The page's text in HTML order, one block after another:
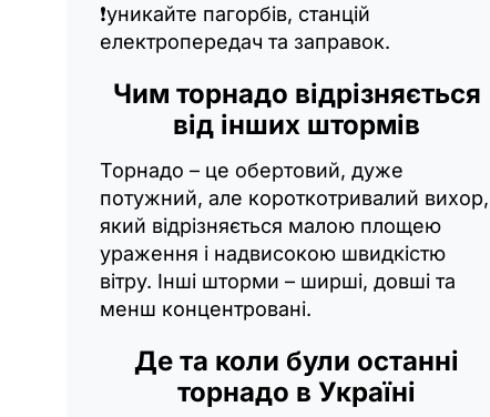
❗️уникайте пагорбів, станцій
електропередач та заправок.
Чим торнадо відрізняється
від інших штормів
Торнадо – це обертовий, дуже
потужний, але короткотривалий вихор,
який відрізняється малою площею
ураження і надвисокою швидкістю
вітру. Інші шторми – ширші, довші та
менш концентровані.
Де та коли були останні
торнадо в Україні